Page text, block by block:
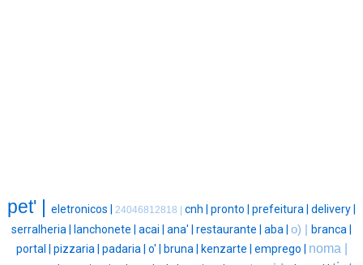
pet' | eletronicos | 24046812818 | cnh | pronto | prefeitura | delivery |
serralheria |
lanchonete | acai | ana' | restaurante | aba | o) |
branca |
portal | pizzaria | padaria | o' | bruna | kenzarte | emprego | noma |